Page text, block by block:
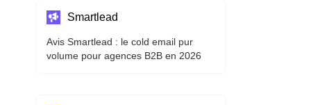
Smartlead
Avis Smartlead : le cold email pur
volume pour agences B2B en 2026